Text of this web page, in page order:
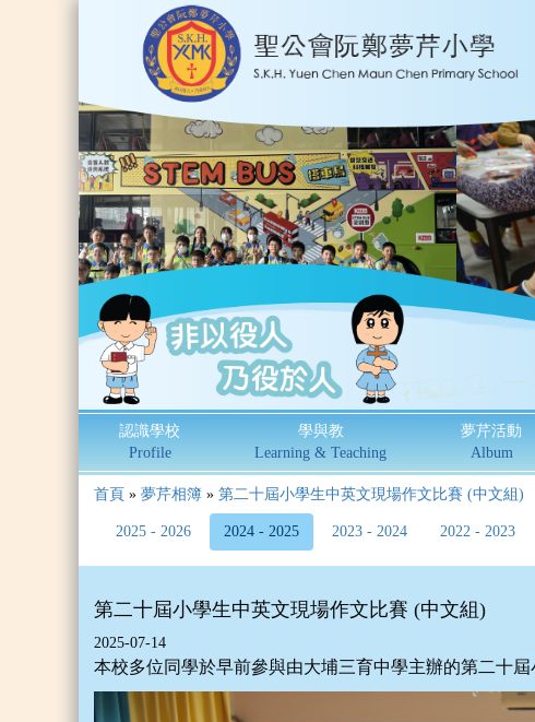
認識學校
Profile
學與教
Learning & Teaching
夢芹活動
Album
首頁 » 夢芹相簿 » 第二十屆小學生中英文現場作文比賽 (中文組)
2025 - 2026 2024 - 2025 2023 - 2024 2022 - 2023
第二十屆小學生中英文現場作文比賽 (中文組)
2025-07-14
本校多位同學於早前參與由大埔三育中學主辦的第二十